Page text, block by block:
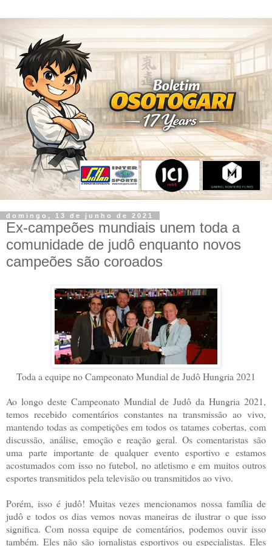
domingo, 13 de junho de 2021
Ex-campeões mundiais unem toda a
comunidade de judô enquanto novos
campeões são coroados
Toda a equipe no Campeonato Mundial de Judô Hungria 2021
Ao longo deste Campeonato Mundial de Judô da Hungria 2021,
temos recebido comentários constantes na transmissão ao vivo,
mantendo todas as competições em todos os tatames cobertas, com
discussão, análise, emoção e reação geral. Os comentaristas são
uma parte importante de qualquer evento esportivo e estamos
acostumados com isso no futebol, no atletismo e em muitos outros
esportes transmitidos pela televisão ou transmitidos ao vivo.
Porém, isso é judô! Muitas vezes mencionamos nossa família de
judô e todos os dias vemos novas maneiras de ilustrar o que isso
significa. Com nossa equipe de comentários, podemos ouvir isso
também. Eles não são jornalistas esportivos ou especialistas. Eles